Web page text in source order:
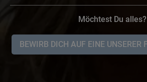
Möchtest Du alles?
BEWIRB DICH AUF EINE UNSERER